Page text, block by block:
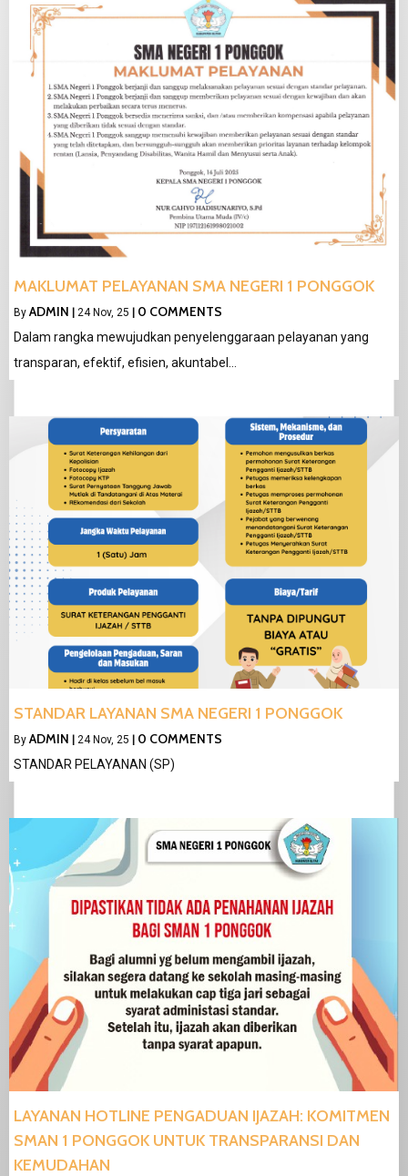
MAKLUMAT PELAYANAN SMA NEGERI 1 PONGGOK
By ADMIN | 24 Nov, 25 | 0 COMMENTS
Dalam rangka mewujudkan penyelenggaraan pelayanan yang
transparan, efektif, efisien, akuntabel…
STANDAR LAYANAN SMA NEGERI 1 PONGGOK
By ADMIN 24 Nov, 25 0 COMMENTS
STANDAR PELAYANAN (SP)
LAYANAN HOTLINE PENGADUAN IJAZAH: KOMITMEN
SMAN 1 PONGGOK UNTUK TRANSPARANSI DAN
KEMUDAHAN